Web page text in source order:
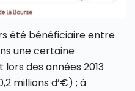
été bénéficiaire entre
une certaine
des années 2013
millions d’€) ; à